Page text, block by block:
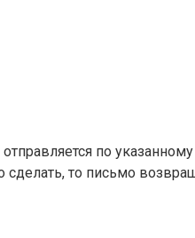
по
то письмо